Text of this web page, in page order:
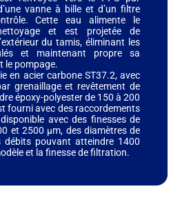
vanne à bille et d’un filtre
Cette eau alimente le
et est projetée de
du tamis, éliminant les
et maintenant propre sa
le pompage.
en acier carbone ST37.2, avec
grenaillage et revêtement de
époxy-polyester de 150 à 200
fourni avec des raccordements
avec des finesses de
et 2500 µm, des diamètres de
pouvant atteindre 1400
et la finesse de filtration.